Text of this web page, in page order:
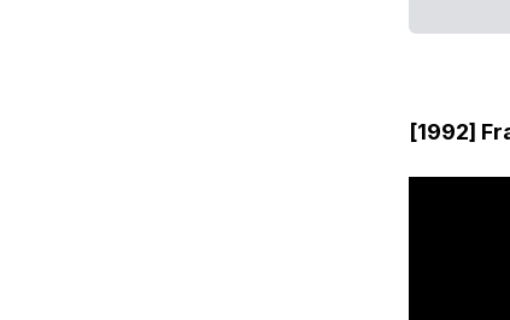
[1992]